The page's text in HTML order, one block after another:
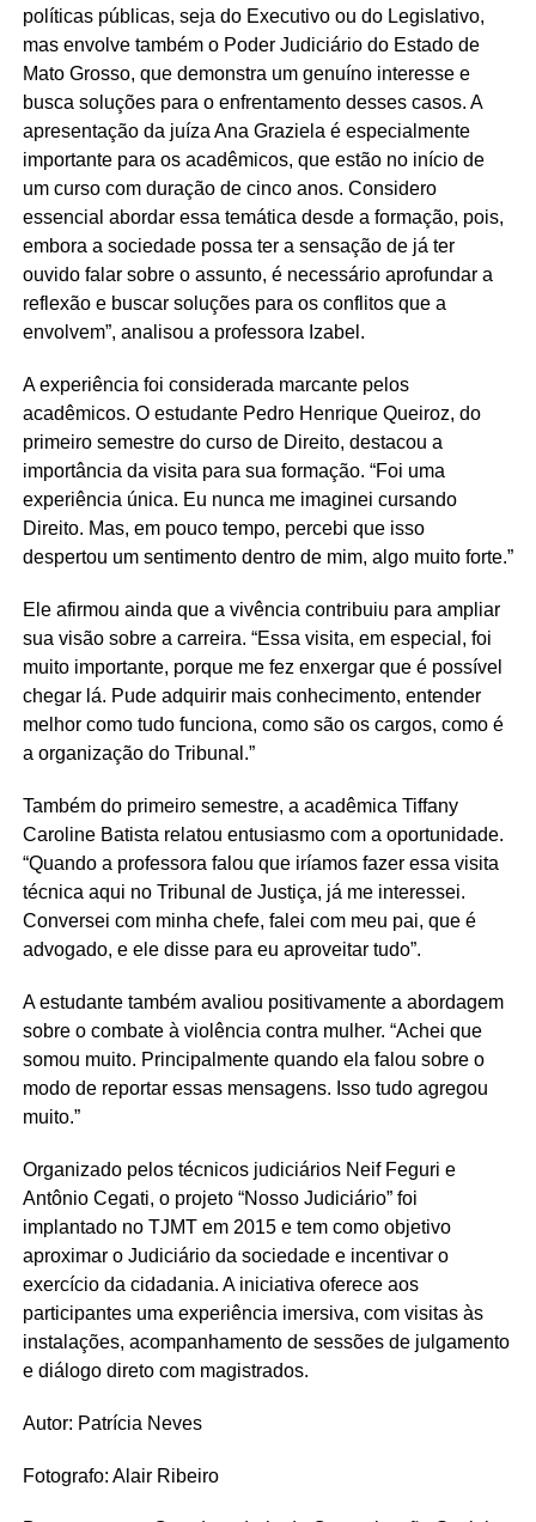
políticas públicas, seja do Executivo ou do Legislativo,
mas envolve também o Poder Judiciário do Estado de
Mato Grosso, que demonstra um genuíno interesse e
busca soluções para o enfrentamento desses casos. A
apresentação da juíza Ana Graziela é especialmente
importante para os acadêmicos, que estão no início de
um curso com duração de cinco anos. Considero
essencial abordar essa temática desde a formação, pois,
embora a sociedade possa ter a sensação de já ter
ouvido falar sobre o assunto, é necessário aprofundar a
reflexão e buscar soluções para os conflitos que a
envolvem”, analisou a professora Izabel.
A experiência foi considerada marcante pelos
acadêmicos. O estudante Pedro Henrique Queiroz, do
primeiro semestre do curso de Direito, destacou a
importância da visita para sua formação. “Foi uma
experiência única. Eu nunca me imaginei cursando
Direito. Mas, em pouco tempo, percebi que isso
despertou um sentimento dentro de mim, algo muito forte.”
Ele afirmou ainda que a vivência contribuiu para ampliar
sua visão sobre a carreira. “Essa visita, em especial, foi
muito importante, porque me fez enxergar que é possível
chegar lá. Pude adquirir mais conhecimento, entender
melhor como tudo funciona, como são os cargos, como é
a organização do Tribunal.”
Também do primeiro semestre, a acadêmica Tiffany
Caroline Batista relatou entusiasmo com a oportunidade.
“Quando a professora falou que iríamos fazer essa visita
técnica aqui no Tribunal de Justiça, já me interessei.
Conversei com minha chefe, falei com meu pai, que é
advogado, e ele disse para eu aproveitar tudo”.
A estudante também avaliou positivamente a abordagem
sobre o combate à violência contra mulher. “Achei que
somou muito. Principalmente quando ela falou sobre o
modo de reportar essas mensagens. Isso tudo agregou
muito.”
Organizado pelos técnicos judiciários Neif Feguri e
Antônio Cegati, o projeto “Nosso Judiciário” foi
implantado no TJMT em 2015 e tem como objetivo
aproximar o Judiciário da sociedade e incentivar o
exercício da cidadania. A iniciativa oferece aos
participantes uma experiência imersiva, com visitas às
instalações, acompanhamento de sessões de julgamento
e diálogo direto com magistrados.
Autor: Patrícia Neves
Fotografo: Alair Ribeiro